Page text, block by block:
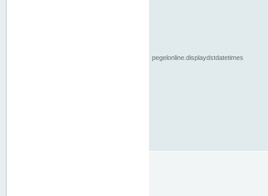
pegelonline.displaydstdatetimes